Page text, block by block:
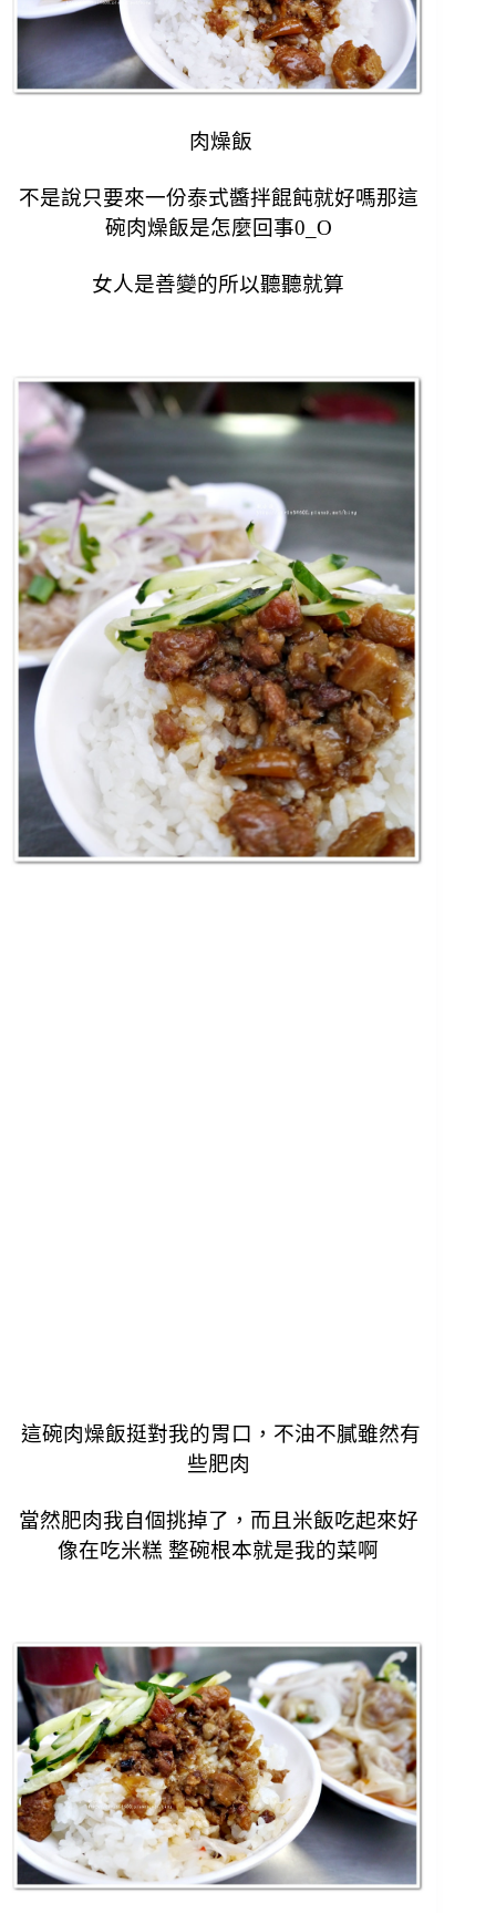
肉燥飯
不是說只要來一份泰式醬拌餛飩就好嗎那這
碗肉燥飯是怎麼回事0_O
女人是善變的所以聽聽就算
這碗肉燥飯挺對我的胃口，不油不膩雖然有
些肥肉
當然肥肉我自個挑掉了，而且米飯吃起來好
像在吃米糕 整碗根本就是我的菜啊